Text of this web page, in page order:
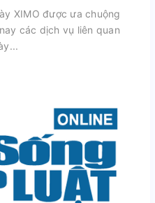
XIMO được ưa chuộng
các dịch vụ liên quan